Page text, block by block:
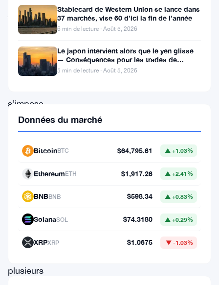
jeton
natif
réseau
Sui
—
s’impose
comme
l’un
des
plus
moment.
plusieurs
Stablecard de Western Union se lance dans
37 marchés, vise 60 d’ici la fin de l’année
6 min de lecture · Août 5, 2026
Le japon intervient alors que le yen glisse
— Conséquences pour les trades de
portage crypto
5 min de lecture · Août 5, 2026
Données du marché
BitcoinBTC $64,795.61 ▲ +1.03%
EthereumETH $1,917.26 ▲ +2.41%
BNBBNB $598.34 ▲ +0.83%
SolanaSOL $74.3180 ▲ +0.29%
XRPXRP $1.0675 ▼ -1.03%